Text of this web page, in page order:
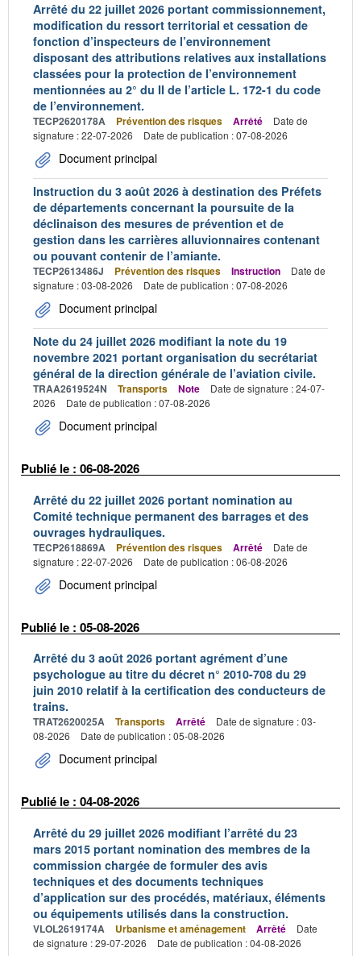
Arrêté du 22 juillet 2026 portant commissionnement,
modification du ressort territorial et cessation de
fonction d’inspecteurs de l’environnement
disposant des attributions relatives aux installations
classées pour la protection de l’environnement
mentionnées au 2° du II de l’article L. 172-1 du code
de l’environnement.
TECP2620178A Prévention des risques Arrêté
Date de
signature : 22-07-2026
Date de publication : 07-08-2026
Document principal
Instruction du 3 août 2026 à destination des Préfets
de départements concernant la poursuite de la
déclinaison des mesures de prévention et de
gestion dans les carrières alluvionnaires contenant
ou pouvant contenir de l’amiante.
TECP2613486J Prévention des risques Instruction
Date de
signature : 03-08-2026
Date de publication : 07-08-2026
Document principal
Note du 24 juillet 2026 modifiant la note du 19
novembre 2021 portant organisation du secrétariat
général de la direction générale de l’aviation civile.
TRAA2619524N Transports Note
Date de signature : 24-07-
2026
Date de publication : 07-08-2026
Document principal
Publié le : 06-08-2026
Arrêté du 22 juillet 2026 portant nomination au
Comité technique permanent des barrages et des
ouvrages hydrauliques.
TECP2618869A Prévention des risques Arrêté
Date de
signature : 22-07-2026
Date de publication : 06-08-2026
Document principal
Publié le : 05-08-2026
Arrêté du 3 août 2026 portant agrément d’une
psychologue au titre du décret n° 2010-708 du 29
juin 2010 relatif à la certification des conducteurs de
trains.
TRAT2620025A Transports Arrêté
Date de signature : 03-
08-2026
Date de publication : 05-08-2026
Document principal
Publié le : 04-08-2026
Arrêté du 29 juillet 2026 modifiant l’arrêté du 23
mars 2015 portant nomination des membres de la
commission chargée de formuler des avis
techniques et des documents techniques
d’application sur des procédés, matériaux, éléments
ou équipements utilisés dans la construction.
VLOL2619174A Urbanisme et aménagement Arrêté
Date
de signature : 29-07-2026
Date de publication : 04-08-2026